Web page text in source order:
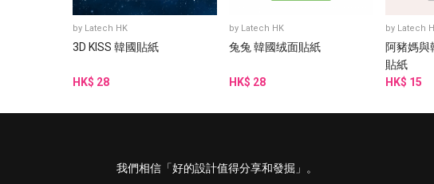
by Latech HK
3D KISS 韓國貼紙
HK$ 28
by Latech HK
兔兔 韓國绒面貼紙
HK$ 28
by Latech
阿豬媽與
貼紙
HK$ 15
我們相信「好的設計值得分享和發掘」。